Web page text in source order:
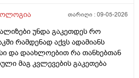
თარიღი :09-05-2026
უნდა გაკეთდეს რო
რამდენად აქვს ადამიანს
და დაახლოებით რა თანხებთან
მაგ კვლევების გაკეთება